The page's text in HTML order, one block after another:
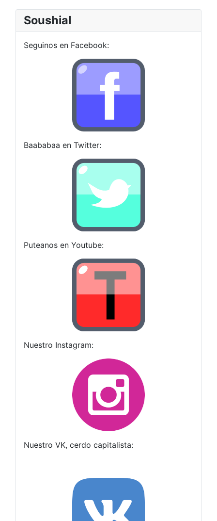
Soushial
Seguinos en Facebook:
Baababaa en Twitter:
Puteanos en Youtube:
Nuestro Instagram:
Nuestro VK, cerdo capitalista: